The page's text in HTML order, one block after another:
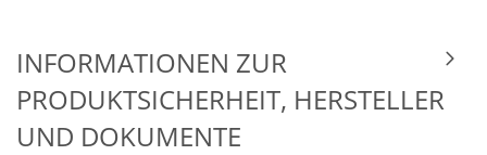
INFORMATIONEN ZUR
PRODUKTSICHERHEIT, HERSTELLER
UND DOKUMENTE